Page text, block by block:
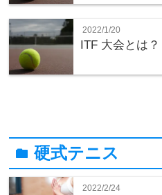
2022/1/20
ITF 大会とは？
folder硬式テニス
2022/2/24